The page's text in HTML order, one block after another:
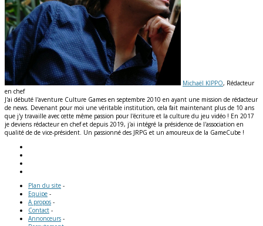
Michaël KIPPO, Rédacteur
en chef
J'ai débuté l'aventure Culture Games en septembre 2010 en ayant une mission de rédacteur
de news. Devenant pour moi une véritable institution, cela fait maintenant plus de 10 ans
que j'y travaille avec cette même passion pour l'écriture et la culture du jeu vidéo ! En 2017
je deviens rédacteur en chef et depuis 2019, j'ai intégré la présidence de l'association en
qualité de de vice-président. Un passionné des JRPG et un amoureux de la GameCube !
Plan du site -
Equipe -
A propos -
Contact -
Annonceurs -